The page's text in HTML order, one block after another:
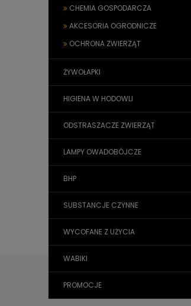
CHEMIA GOSPODARCZA
AKCESORIA OGRODNICZE
OCHRONA ZWIERZĄT
ŻYWOŁAPKI
HIGIENA W HODOWLI
ODSTRASZACZE ZWIERZĄT
LAMPY OWADOBÓJCZE
BHP
SUBSTANCJE CZYNNE
WYCOFANE Z UŻYCIA
WABIKI
PROMOCJE